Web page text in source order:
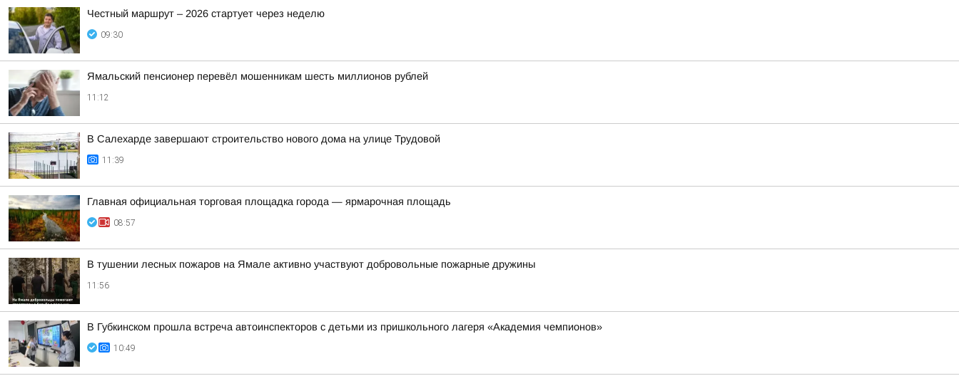
Честный маршрут – 2026 стартует через неделю
09:30
Ямальский пенсионер перевёл мошенникам шесть миллионов рублей
11:12
В Салехарде завершают строительство нового дома на улице Трудовой
11:39
Главная официальная торговая площадка города — ярмарочная площадь
08:57
В тушении лесных пожаров на Ямале активно участвуют добровольные пожарные дружины
11:56
В Губкинском прошла встреча автоинспекторов с детьми из пришкольного лагеря «Академия чемпионов»
10:49